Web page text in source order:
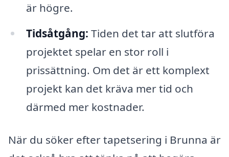
är högre.
Tidsåtgång: Tiden det tar att slutföra
projektet spelar en stor roll i
prissättning. Om det är ett komplext
projekt kan det kräva mer tid och
därmed mer kostnader.
När du söker efter tapetsering i Brunna är